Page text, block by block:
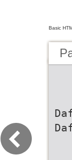
Basic